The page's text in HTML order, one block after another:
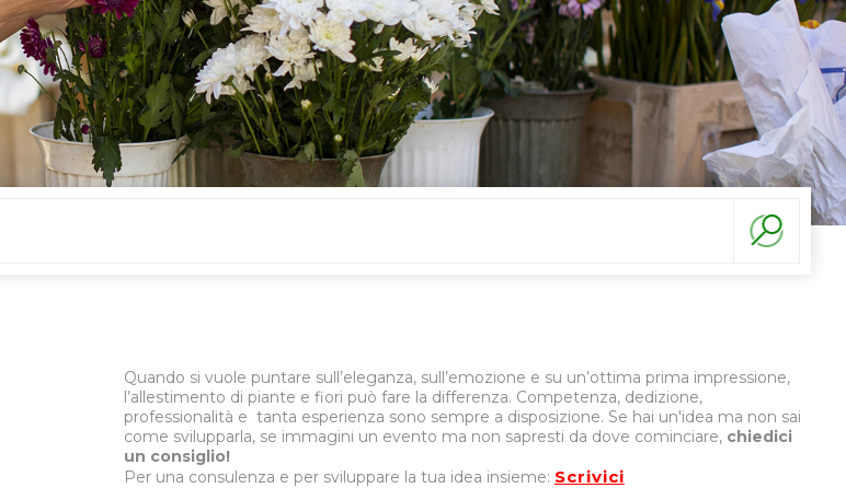
Quando si vuole puntare sull’eleganza, sull’emozione e su un’ottima prima impressione,
l’allestimento di piante e fiori può fare la differenza. Competenza, dedizione,
professionalità e tanta esperienza sono sempre a disposizione. Se hai un'idea ma non sai
come svilupparla, se immagini un evento ma non sapresti da dove cominciare, chiedici
un consiglio!
Per una consulenza e per sviluppare la tua idea insieme: Scrivici